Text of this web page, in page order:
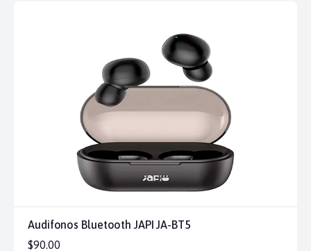
Audifonos Bluetooth JAPI JA-BT5
$90.00